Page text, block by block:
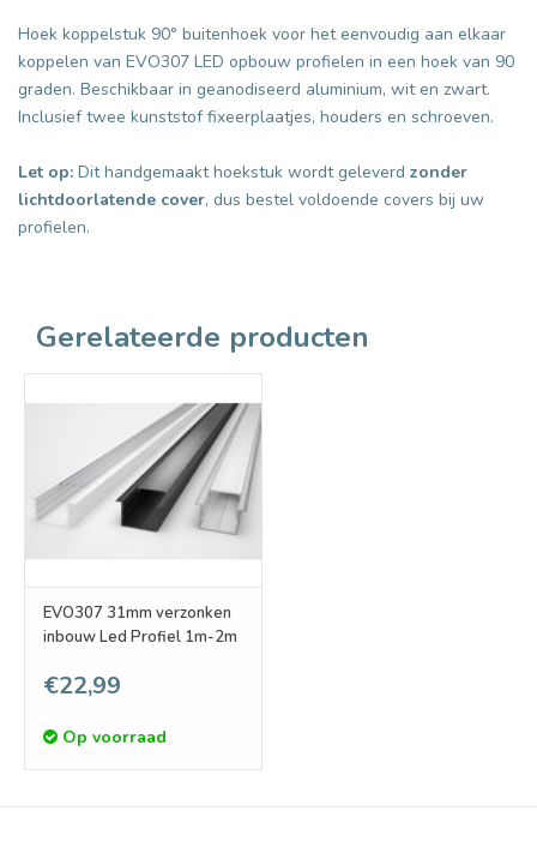
Hoek koppelstuk 90° buitenhoek voor het eenvoudig aan elkaar
koppelen van EVO307 LED opbouw profielen in een hoek van 90
graden. Beschikbaar in geanodiseerd aluminium, wit en zwart.
Inclusief twee kunststof fixeerplaatjes, houders en schroeven.
Let op: Dit handgemaakt hoekstuk wordt geleverd zonder
lichtdoorlatende cover, dus bestel voldoende covers bij uw
profielen.
Gerelateerde producten
EVO307 31mm verzonken
inbouw Led Profiel 1m-2m
€22,99
Op voorraad